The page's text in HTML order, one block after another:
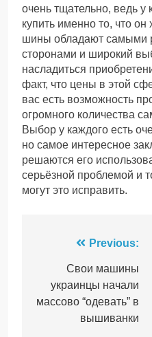
очень тщательно, ведь у
купить именно то, что
шины обладают самыми
сторонами и широкий
насладиться
факт, что цены в этой
вас есть возможность
огромного количества
Выбор у каждого есть
но самое интересное
решаются его
серьёзной проблемой и
могут это исправить.
Навігація
записів
Previous:
Свои машины
украинцы начали
массово “одевать” в
вышиванки